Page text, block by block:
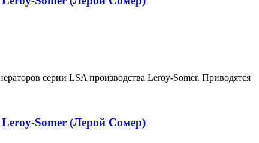
серии LSA производства Leroy-Somer. Приводятся
Leroy-Somer (Лерой Сомер)